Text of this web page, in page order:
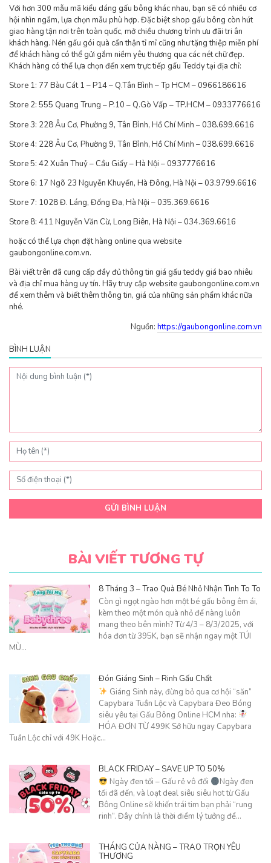
Với hơn 300 mẫu mã kiểu dáng gấu bông khác nhau, bạn sẽ có nhiều cơ
hội nhìn ngắm, lựa chọn mẫu phù hợp. Đặc biệt shop gấu bông còn hút
giao hàng tận nơi trên toàn quốc, mở chiều chương trình ưu đãi tri ân
khách hàng. Nén gấu gói quà cẩn thận tỉ mỉ cũng như tặng thiệp miễn phí
để khách hàng có thể gửi gắm niềm yêu thương qua các nét chữ đẹp.
Khách hàng có thể lựa chọn đến xem trực tiếp gấu Teddy tại địa chỉ:
Store 1: 77 Bàu Cát 1 – P14 – Q.Tân Bình – Tp HCM – 0966186616
Store 2: 555 Quang Trung – P.10 – Q.Gò Vấp – TP.HCM – 0933776616
Store 3: 228 Âu Cơ, Phường 9, Tân Bình, Hồ Chí Minh – 038.699.6616
Store 4: 228 Âu Cơ, Phường 9, Tân Bình, Hồ Chí Minh – 038.699.6616
Store 5: 42 Xuân Thuỷ – Cầu Giấy – Hà Nội – 0937776616
Store 6: 17 Ngõ 23 Nguyễn Khuyến, Hà Đông, Hà Nội – 03.9799.6616
Store 7: 1028 Đ. Láng, Đống Đa, Hà Nội – 035.369.6616
Store 8: 411 Nguyễn Văn Cừ, Long Biên, Hà Nội – 034.369.6616
hoặc có thể lựa chọn đặt hàng online qua website
gaubongonline.com.vn.
Bài viết trên đã cung cấp đầy đủ thông tin giá gấu teddy giá bao nhiêu
và địa chỉ mua hàng uy tín. Hãy truy cập website gaubongonline.com.vn
để xem thêm và biết thêm thông tin, giá của những sản phẩm khác nữa
nhé.
Nguồn: https://gaubongonline.com.vn
BÌNH LUẬN
GỬI BÌNH LUẬN
BÀI VIẾT TƯƠNG TỰ
8 Tháng 3 – Trao Quà Bé Nhỏ Nhận Tình To To
Còn gì ngọt ngào hơn một bé gấu bông êm ái,
kèm theo một món quà nhỏ để nàng luôn
mang theo bên mình? Từ 4/3 – 8/3/2025, với
hóa đơn từ 395K, bạn sẽ nhận ngay một TÚI
MÙ…
Đón Giáng Sinh – Rinh Gấu Chất
Giáng Sinh này, đừng bỏ qua cơ hội “săn”
Capybara Tuần Lộc và Capybara Đeo Bóng
siêu yêu tại Gấu Bông Online HCM nha:
HÓA ĐƠN TỪ 499K Sở hữu ngay Capybara
Tuần Lộc chỉ với 49K Hoặc…
BLACK FRIDAY – SAVE UP TO 50%
Ngày đen tối – Gấu rẻ vô đối
Ngày đen
tối đã đến, và loạt deal siêu siêu hot từ Gấu
Bông Online sẽ khiến trái tim bạn phải “rung
rinh”. Đây chính là thời điểm lý tưởng để…
THÁNG CỦA NÀNG – TRAO TRỌN YÊU
THƯƠNG